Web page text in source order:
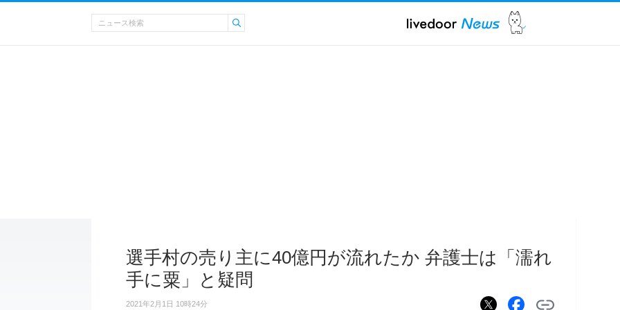
選手村の売り主に40億円が流れたか 弁護士は「濡れ
手に粟」と疑問
2021年2月1日 10時24分